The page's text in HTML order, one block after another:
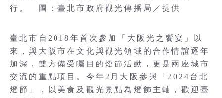
行。 圖：臺北市政府觀光傳播局／提供
臺北市自2018年首次參加「大阪光之饗宴」以
來，與大阪市在文化與觀光領域的合作情誼逐年
加深，雙方備受矚目的燈節活動，更是兩座城市
交流的重點項目。今年2月大阪參與「2024台北
燈節」，以美食及觀光景點為燈飾主軸，歡迎臺